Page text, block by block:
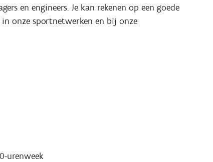
en engineers. Je kan rekenen op een goede
in onze sportnetwerken en bij onze
urenweek